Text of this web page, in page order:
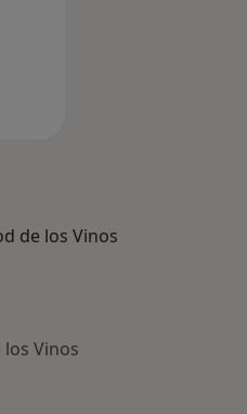
de los Vinos
Vinos